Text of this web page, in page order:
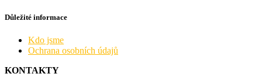
Důležité informace
Kdo jsme
Ochrana osobních údajů
KONTAKTY